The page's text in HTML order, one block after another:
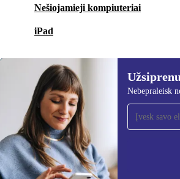
Nešiojamieji kompiuteriai
iPad
Nebepraleisk
Užsiprenumeruok
naujienlaiškį!
Nebepraleisk nė vieno